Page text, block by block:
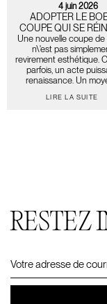
4 juin 2026
ADOPTER LE
COUPE QUI SE
Une nouvelle coupe
n\'est pas
revirement esthétique.
parfois, un acte
renaissance. Un
LIRE LA SUITE
RESTEZ